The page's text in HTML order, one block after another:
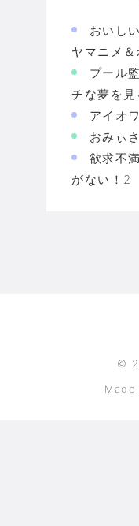
おいし
ヤマニメ
プール
チな夢を見
アイオ
おみぃ
欲求不
がない！2
©